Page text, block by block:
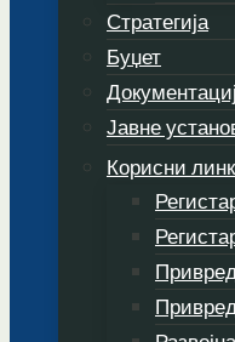
Стратегија
Буџет
Јавне
Корисни